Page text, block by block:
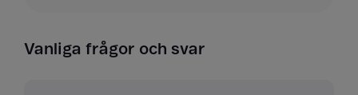
Vanliga frågor och svar